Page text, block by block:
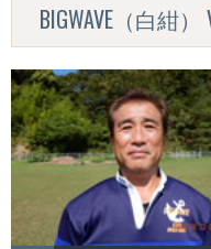
BIGWAVE（白紺